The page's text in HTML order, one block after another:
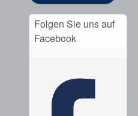
Folgen Sie uns auf
Facebook